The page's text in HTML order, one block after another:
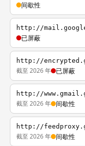
间歇性
http://
已屏蔽
http://
截至 2026 年 已屏蔽
http://
截至 2026 年 间歇性
http://
截至 2026 年 间歇性